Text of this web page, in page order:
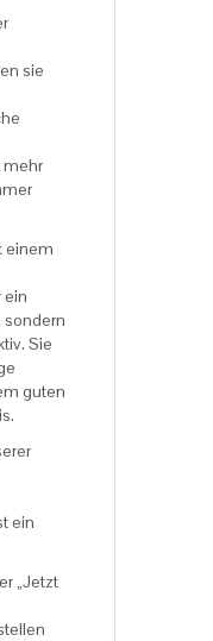
sie
mehr
einem
ein
sondern
Sie
guten
ein
„Jetzt